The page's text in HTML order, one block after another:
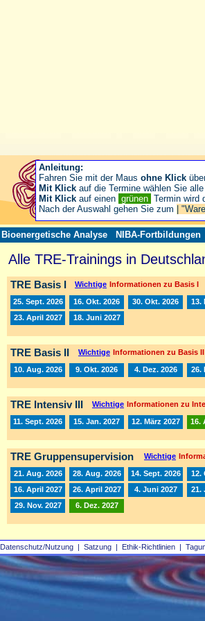
Datenschutz/Nutzung | Satzung | Ethik-Richtlinien |
Bioenergetische Analyse NIBA-Fortbildungen
Alle TRE-Trainings in
TRE Basis I Wichtige Informationen zu Basis I
25. Sept. 2026 16. Okt. 2026 30. Okt. 2026 13.
23. April 2027
18. Juni 2027
TRE Basis II Wichtige Informationen zu Basis II
10. Aug. 2026 9. Okt. 2026 4. Dez. 2026 26.
TRE Intensiv III Wichtige Informationen zu
11. Sept. 2026 15. Jan. 2027 12. März 2027 16.
TRE Gruppensupervision Wichtige
21. Aug. 2026 28. Aug. 2026 14. Sept. 2026 12.
16. April 2027
26. April 2027 4. Juni 2027 21.
29. Nov. 2027
6. Dez. 2027
Anleitung:
Fahren Sie mit der Maus ohne Klick
Mit Klick auf die Termine wählen Sie
Mit Klick auf einen grünen Termin wird
Nach der Auswahl gehen Sie zum
|